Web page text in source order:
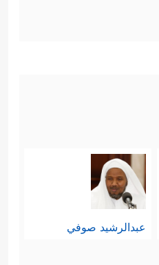
عبدالرشيد صوفي